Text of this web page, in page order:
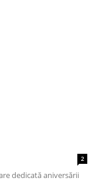
2
dedicată aniversării